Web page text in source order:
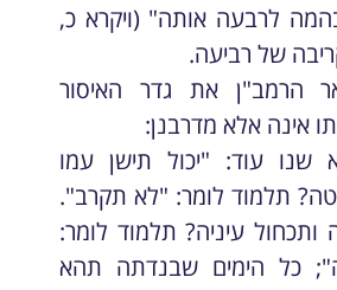
לרבעה אותה" (ויקרא כ,
של רביעה.
הרמב"ן את גדר האיסור
אינה אלא מדרבנן:
שנו עוד: "יכול תישן עמו
תלמוד לומר: "לא תקרב".
ותכחול עיניה? תלמוד לומר:
כל הימים שבנדתה תהא